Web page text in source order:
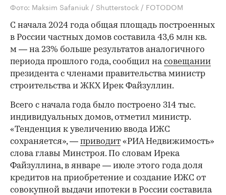
Фото: Maksim Safaniuk / Shutterstock / FOTODOM
С начала 2024 года общая площадь построенных
в России частных домов составила 43,6 млн кв.
м — на 23% больше результатов аналогичного
периода прошлого года, сообщил насовещании
президента с членами правительства министр
строительства и ЖКХ Ирек Файзуллин.
Всего с начала года было построено 314 тыс.
индивидуальных домов, отметил министр.
«Тенденция к увеличению ввода ИЖС
сохраняется», — приводит «РИА Недвижимость»
слова главы Минстроя. По словам Ирека
Файзуллина, в январе — июле этого года доля
кредитов на приобретение и создание ИЖС от
совокупной выдачи ипотеки в России составила